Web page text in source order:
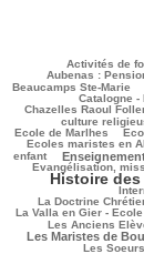
Activités de
Aubenas :
45/2471
62/2471
Beaucamps Ste-Marie
598/2471
42/2471
368/2471
149/2471
382/2471
Catalogne -
Chazelles Raoul
91/2471
219/2471
447/2471
36/2471
culture
Ecole de Marlhes
176/2471
835/2471
304/2471
Ecoles maristes en
673/2471
73/2471
1503/2471
197/2471
enfant
734/2471
189/2471
45/2471
169/2471
Evangélisation,
368/2471
87/2471
180/2471
609/2471
1489/2471
Histoire
110/2471
117/2471
205/2471
La Doctrine
421/2471
159/2471
29/2471
74/2471
La Valla en Gier - Ecole
682/2471
386/2471
209/2471
248/2471
81/2471
Les Anciens
99/2471
1401/2471
626/2471
Les Maristes de
341/2471
412/2471
317/2471
Les